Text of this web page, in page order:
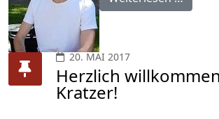
20. MAI 2017
Herzlich
Kratzer!